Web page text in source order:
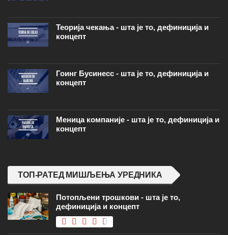
Теорија чекања - шта је то, дефиниција и
концепт
Гоинг Бусинесс - шта је то, дефиниција и
концепт
Меница компаније - шта је то, дефиниција и
концепт
ТОП-РАТЕД МИШЉЕЊА УРЕДНИКА
Потопљени трошкови - шта је то,
дефиниција и концепт